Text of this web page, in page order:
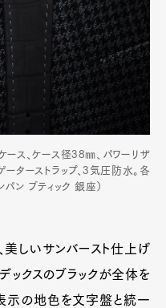
ース、ケース径38㎜、パワーリザ
ーターストラップ、3気圧防水。各
ン ブティック 銀座）
しいサンバースト仕上げ
ックスのブラックが全体を
示の地色を文字盤と統一